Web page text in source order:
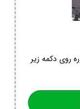
روی دکمه زیر